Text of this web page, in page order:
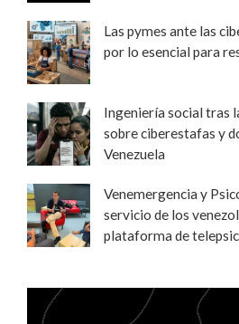
Las pymes ante las
por lo esencial para
Ingeniería social tras
sobre ciberestafas y
Venezuela
Venemergencia y
servicio de los
plataforma de